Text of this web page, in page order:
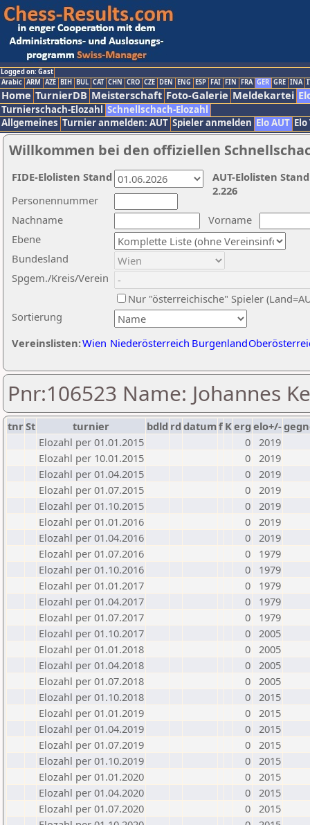
Logged on: Gast
Arabic ARM AZE BIH BUL CAT CHN CRO CZE DEN ENG ESP FAI FIN FRA GER GRE INA
Home TurnierDB Meisterschaft Foto-Galerie Meldekartei
Turnierschach-Elozahl Schnellschach-Elozahl
Allgemeines Turnier anmelden: AUT Spieler anmelden Elo AUT
Willkommen bei den offiziellen
Nachname
Vorname
Ebene
Sortierung
Personennummer
Bundesland
Spgem./Kreis/Verein
Nur "österreichische" Spieler
Vereinslisten:Wien Niederösterreich Burgenland
AUT-Elolisten
2.226
FIDE-Elolisten Stand
Pnr:106523 Name: Johannes
tnrSt turnier bdld rd datumf Kerg elo+/-
Elozahl per 01.01.2015
0 2019
Elozahl per 10.01.2015
0 2019
Elozahl per 01.04.2015
0 2019
Elozahl per 01.07.2015
0 2019
Elozahl per 01.10.2015
0 2019
Elozahl per 01.01.2016
0 2019
Elozahl per 01.04.2016
0 2019
Elozahl per 01.07.2016
0
1979
Elozahl per 01.10.2016
0
1979
Elozahl per 01.01.2017
0
1979
Elozahl per 01.04.2017
0
1979
Elozahl per 01.07.2017
0
1979
Elozahl per 01.10.2017
0 2005
Elozahl per 01.01.2018
0 2005
Elozahl per 01.04.2018
0 2005
Elozahl per 01.07.2018
0 2005
Elozahl per 01.10.2018
0 2015
Elozahl per 01.01.2019
0 2015
Elozahl per 01.04.2019
0 2015
Elozahl per 01.07.2019
0 2015
Elozahl per 01.10.2019
0 2015
Elozahl per 01.01.2020
0 2015
Elozahl per 01.04.2020
0 2015
Elozahl per 01.07.2020
0 2015